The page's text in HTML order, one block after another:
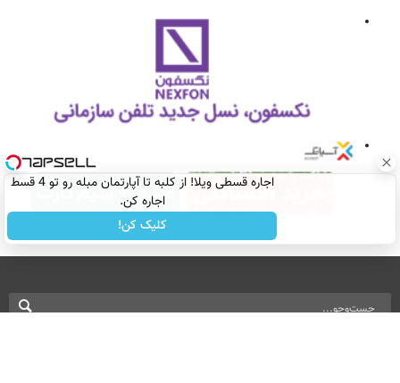
اجاره‌ قسطی ویلا! از کلبه تا آپارتمان مبله رو تو 4 قسط
اجاره کن.
کلیک کن!